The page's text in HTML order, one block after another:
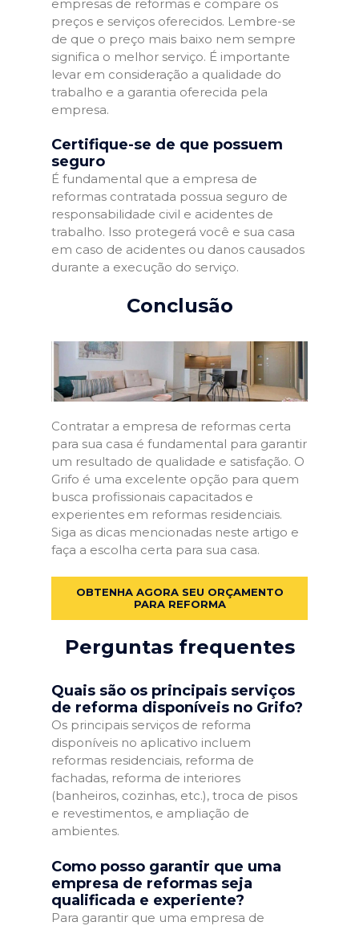
empresas de reformas e compare os
preços e serviços oferecidos. Lembre-se
de que o preço mais baixo nem sempre
significa o melhor serviço. É importante
levar em consideração a qualidade do
trabalho e a garantia oferecida pela
empresa.
Certifique-se de que possuem
seguro
É fundamental que a empresa de
reformas contratada possua seguro de
responsabilidade civil e acidentes de
trabalho. Isso protegerá você e sua casa
em caso de acidentes ou danos causados
durante a execução do serviço.
Conclusão
Contratar a empresa de reformas certa
para sua casa é fundamental para garantir
um resultado de qualidade e satisfação. O
Grifo é uma excelente opção para quem
busca profissionais capacitados e
experientes em reformas residenciais.
Siga as dicas mencionadas neste artigo e
faça a escolha certa para sua casa.
OBTENHA AGORA SEU ORÇAMENTO
PARA REFORMA
Perguntas frequentes
Quais são os principais serviços
de reforma disponíveis no Grifo?
Os principais serviços de reforma
disponíveis no aplicativo incluem
reformas residenciais, reforma de
fachadas, reforma de interiores
(banheiros, cozinhas, etc.), troca de pisos
e revestimentos, e ampliação de
ambientes.
Como posso garantir que uma
empresa de reformas seja
qualificada e experiente?
Para garantir que uma empresa de